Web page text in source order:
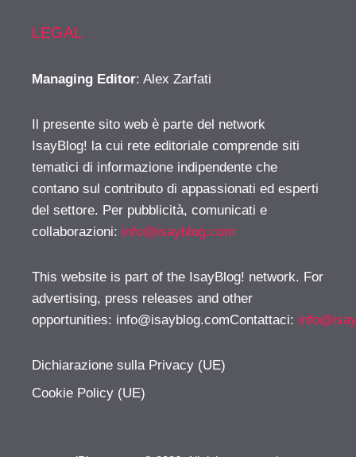
LEGAL
Managing Editor: Alex Zarfati
Il presente sito web è parte del network
IsayBlog! la cui rete editoriale comprende siti
tematici di informazione indipendente che
contano sul contributo di appassionati ed esperti
del settore. Per pubblicità, comunicati e
collaborazioni: info@isayblog.com
This website is part of the IsayBlog! network. For
advertising, press releases and other
opportunities: info@isayblog.comContattaci:
Dichiarazione sulla Privacy (UE)
Cookie Policy (UE)